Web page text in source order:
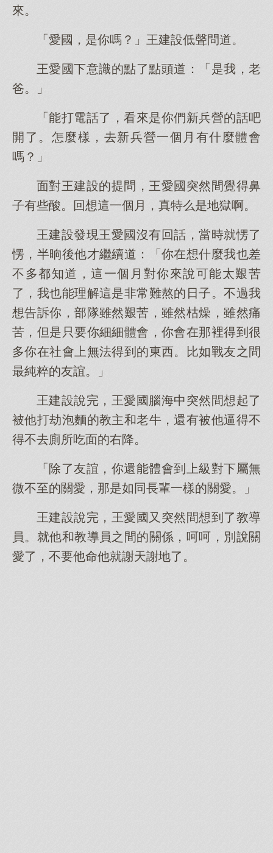
來。
「愛國，是你嗎？」王建設低聲問道。
王愛國下意識的點了點頭道：「是我，老
爸。」
「能打電話了，看來是你們新兵營的話吧
開了。怎麼樣，去新兵營一個月有什麼體會
嗎？」
面對王建設的提問，王愛國突然間覺得鼻
子有些酸。回想這一個月，真特么是地獄啊。
王建設發現王愛國沒有回話，當時就愣了
愣，半晌後他才繼續道：「你在想什麼我也差
不多都知道，這一個月對你來說可能太艱苦
了，我也能理解這是非常難熬的日子。不過我
想告訴你，部隊雖然艱苦，雖然枯燥，雖然痛
苦，但是只要你細細體會，你會在那裡得到很
多你在社會上無法得到的東西。比如戰友之間
最純粹的友誼。」
王建設說完，王愛國腦海中突然間想起了
被他打劫泡麵的教主和老牛，還有被他逼得不
得不去廁所吃面的右降。
「除了友誼，你還能體會到上級對下屬無
微不至的關愛，那是如同長輩一樣的關愛。」
王建設說完，王愛國又突然間想到了教導
員。就他和教導員之間的關係，呵呵，別說關
愛了，不要他命他就謝天謝地了。